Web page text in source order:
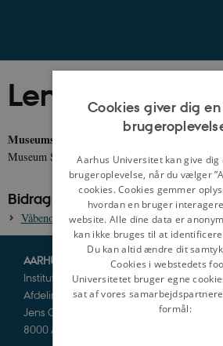
Lene
Museumsinspektør, ph.d.
Museum Sønderjylland - Arkæologi Haderslev
Bidrag til danmarkshistorien.dk
Våbenofringen i Hjortspring Mose, ca. år
AARHUS UNIVERSITET
Institut for Kultur og Samfund
Afdeling for Historie og Klassiske Studier
Jens Chr. Skous Vej 5
8000 Aarhus C
Cookies giver dig
Aarhus Universitet kan give dig
brugeroplevelse, når du vælger
cookies. Cookies gemmer
hvordan en bruger
website. Alle dine data er
kan ikke bruges til at
Du kan altid ændre dit
Cookies i webstedets
Universitetet bruger egne
sat af vores
formål: